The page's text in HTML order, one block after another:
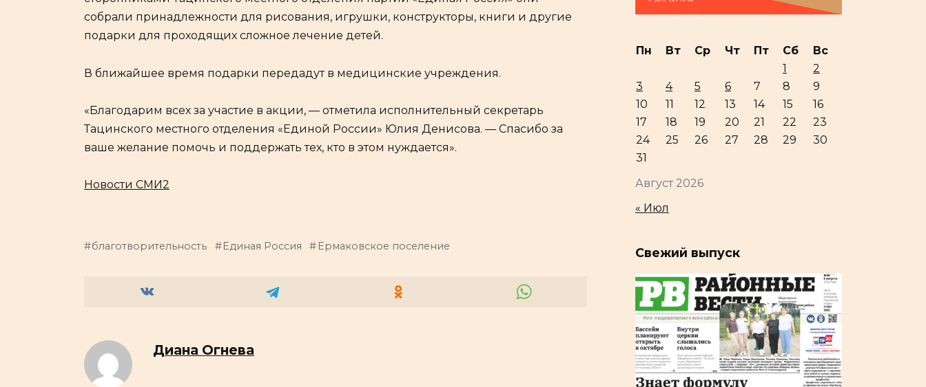
собрали принадлежности для рисования, игрушки, конструкторы, книги и другие
подарки для проходящих сложное лечение детей.
В ближайшее время подарки передадут в медицинские учреждения.
«Благодарим всех за участие в акции, — отметила исполнительный секретарь
Тацинского местного отделения «Единой России» Юлия Денисова. — Спасибо за
ваше желание помочь и поддержать тех, кто в этом нуждается».
Новости СМИ2
благотворительность Единая Россия Ермаковское поселение
Диана Огнева
Август 2026
Пн Вт Ср Чт Пт Сб
Вс
1
2
3
4 5 6 7 8
9
10
11 12 13 14 15
16
17
18 19 20 21 22
23
24
25 26 27 28 29
30
31
« Июл
Свежий выпуск